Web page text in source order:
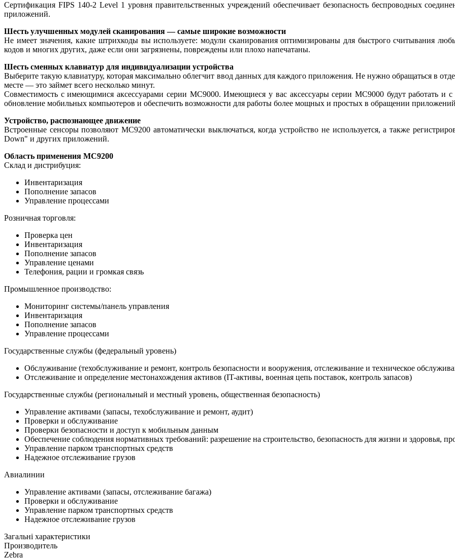
Сертификация FIPS 140-2 Level 1 уровня правительственных учреждений обеспечивает безопасность беспроводных
приложений.
Шесть улучшенных модулей сканирования — самые широкие возможности
Не имеет значения, какие штрихкоды вы используете: модули сканирования оптимизированы для быстрого считывания
кодов и многих других, даже если они загрязнены, повреждены или плохо напечатаны.
Шесть сменных клавиатур для индивидуализации устройства
Выберите такую клавиатуру, которая максимально облегчит ввод данных для каждого приложения. Не нужно обращаться в
месте — это займет всего несколько минут.
Совместимость с имеющимися аксессуарами серии MC9000. Имеющиеся у вас аксессуары серии MC9000 будут работать и
обновление мобильных компьютеров и обеспечить возможности для работы более мощных и простых в обращении
Устройство, распознающее движение
Встроенные сенсоры позволяют MC9200 автоматически выключаться, когда устройство не используется, а также
Down" и других приложений.
Область применения MC9200
Склад и дистрибуция:
Инвентаризация
Пополнение запасов
Управление процессами
Розничная торговля:
Проверка цен
Инвентаризация
Пополнение запасов
Управление ценами
Телефония, рации и громкая связь
Промышленное производство:
Мониторинг системы/панель управления
Инвентаризация
Пополнение запасов
Управление процессами
Государственные службы (федеральный уровень)
Обслуживание (техобслуживание и ремонт, контроль безопасности и вооружения, отслеживание и техническое
Отслеживание и определение местонахождения активов (IT-активы, военная цепь поставок, контроль запасов)
Государственные службы (региональный и местный уровень, общественная безопасность)
Управление активами (запасы, техобслуживание и ремонт, аудит)
Проверки и обслуживание
Проверки безопасности и доступ к мобильным данным
Обеспечение соблюдения нормативных требований: разрешение на строительство, безопасность для жизни и здоровья,
Управление парком транспортных средств
Надежное отслеживание грузов
Авиалинии
Управление активами (запасы, отслеживание багажа)
Проверки и обслуживание
Управление парком транспортных средств
Надежное отслеживание грузов
Загальні характеристики
Производитель
Zebra